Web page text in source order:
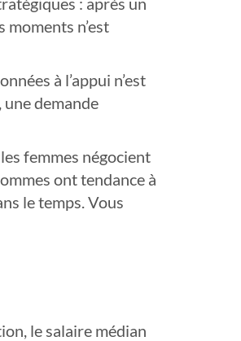
n’est
à l’appui n’est
une demande
femmes négocient
ont tendance à
le temps. Vous
le salaire médian